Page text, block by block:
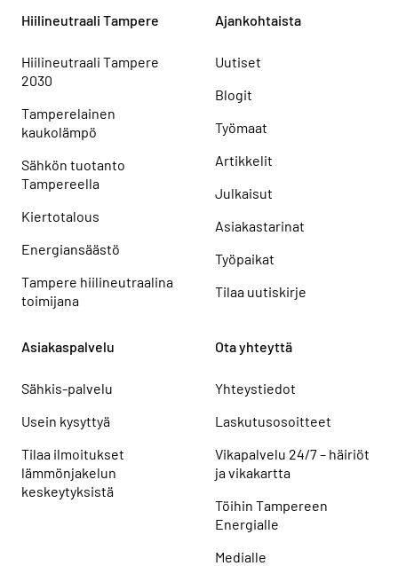
Hiilineutraali Tampere
Hiilineutraali Tampere
2030
Tamperelainen
kaukolämpö
Sähkön tuotanto
Tampereella
Kiertotalous
Energiansäästö
Tampere hiilineutraalina
toimijana
Ajankohtaista
Uutiset
Blogit
Työmaat
Artikkelit
Julkaisut
Asiakastarinat
Työpaikat
Tilaa uutiskirje
Asiakaspalvelu
Sähkis-palvelu
Usein kysyttyä
Tilaa ilmoitukset
lämmönjakelun
keskeytyksistä
Ota yhteyttä
Yhteystiedot
Laskutusosoitteet
Vikapalvelu 24/7 – häiriöt
ja vikakartta
Töihin Tampereen
Energialle
Medialle